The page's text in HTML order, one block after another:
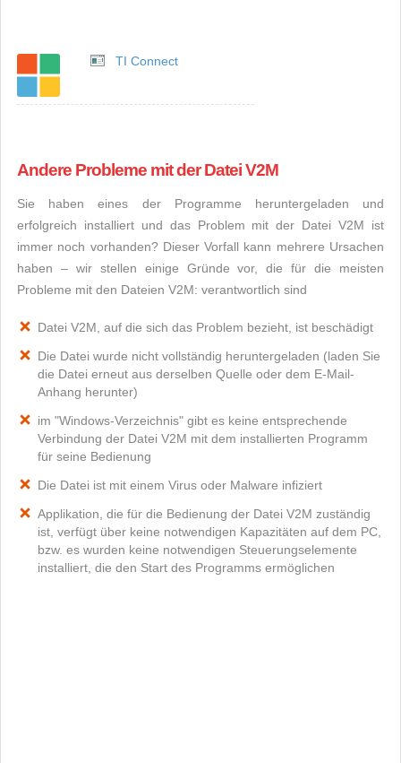
TI Connect
Andere Probleme mit der Datei V2M
Sie haben eines der Programme heruntergeladen und
erfolgreich installiert und das Problem mit der Datei V2M ist
immer noch vorhanden? Dieser Vorfall kann mehrere Ursachen
haben – wir stellen einige Gründe vor, die für die meisten
Probleme mit den Dateien V2M: verantwortlich sind
Datei V2M, auf die sich das Problem bezieht, ist beschädigt
Die Datei wurde nicht vollständig heruntergeladen (laden Sie
die Datei erneut aus derselben Quelle oder dem E-Mail-
Anhang herunter)
im "Windows-Verzeichnis" gibt es keine entsprechende
Verbindung der Datei V2M mit dem installierten Programm
für seine Bedienung
Die Datei ist mit einem Virus oder Malware infiziert
Applikation, die für die Bedienung der Datei V2M zuständig
ist, verfügt über keine notwendigen Kapazitäten auf dem PC,
bzw. es wurden keine notwendigen Steuerungselemente
installiert, die den Start des Programms ermöglichen